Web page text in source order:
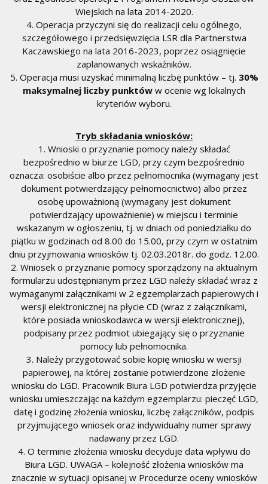
Wiejskich na lata 2014-2020.
4. Operacja przyczyni się do realizacji celu ogólnego,
szczegółowego i przedsięwzięcia LSR dla Partnerstwa
Kaczawskiego na lata 2016-2023, poprzez osiągnięcie
zaplanowanych wskaźników.
5. Operacja musi uzyskać minimalną liczbę punktów – tj. 30%
maksymalnej liczby punktów w ocenie wg lokalnych
kryteriów wyboru.
Tryb składania wniosków:
1. Wnioski o przyznanie pomocy należy składać
bezpośrednio w biurze LGD, przy czym bezpośrednio
oznacza: osobiście albo przez pełnomocnika (wymagany jest
dokument potwierdzający pełnomocnictwo) albo przez
osobę upoważnioną (wymagany jest dokument
potwierdzający upoważnienie) w miejscu i terminie
wskazanym w ogłoszeniu, tj. w dniach od poniedziałku do
piątku w godzinach od 8.00 do 15.00, przy czym w ostatnim
dniu przyjmowania wniosków tj. 02.03.2018r. do godz. 12.00.
2. Wniosek o przyznanie pomocy sporządzony na aktualnym
formularzu udostępnianym przez LGD należy składać wraz z
wymaganymi załącznikami w 2 egzemplarzach papierowych i
wersji elektronicznej na płycie CD (wraz z załącznikami,
które posiada wnioskodawca w wersji elektronicznej),
podpisany przez podmiot ubiegający się o przyznanie
pomocy lub pełnomocnika.
3. Należy przygotować sobie kopię wniosku w wersji
papierowej, na której zostanie potwierdzone złożenie
wniosku do LGD. Pracownik Biura LGD potwierdza przyjęcie
wniosku umieszczając na każdym egzemplarzu: pieczęć LGD,
datę i godzinę złożenia wniosku, liczbę załączników, podpis
przyjmującego wniosek oraz indywidualny numer sprawy
nadawany przez LGD.
4. O terminie złożenia wniosku decyduje data wpływu do
Biura LGD. UWAGA – kolejność złożenia wniosków ma
znacznie w sytuacji opisanej w Procedurze oceny wniosków